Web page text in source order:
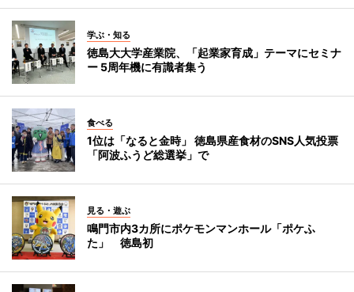
学ぶ・知る
徳島大大学産業院、「起業家育成」テーマにセミナ
ー 5周年機に有識者集う
食べる
1位は「なると金時」 徳島県産食材のSNS人気投票
「阿波ふうど総選挙」で
見る・遊ぶ
鳴門市内3カ所にポケモンマンホール「ポケふ
た」 徳島初